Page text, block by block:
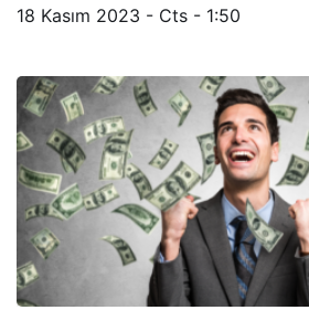
18 Kasım 2023 - Cts - 1:50